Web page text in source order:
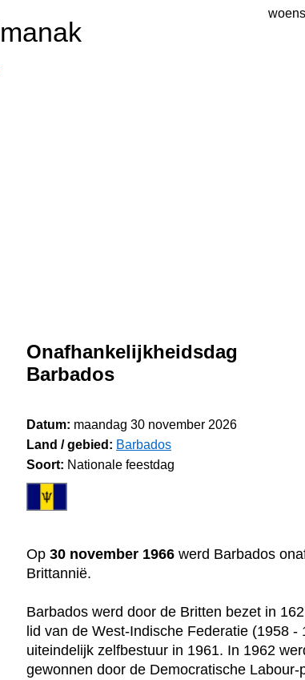
Onafhankelijkheidsdag
Barbados
Datum: maandag 30 november 2026
Land / gebied: Barbados
Soort: Nationale feestdag
Op 30 november 1966 werd Barbados
Brittannië.
Barbados werd door de Britten bezet in
lid van de West-Indische Federatie (1958 -
uiteindelijk zelfbestuur in 1961. In 1962
gewonnen door de Democratische Labour-